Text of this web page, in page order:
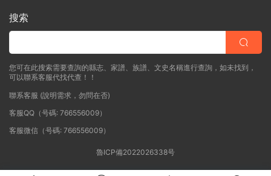
搜索
您可在此搜索需要查詢的縣志、家譜、族譜、文史名稱進行查詢，如未找到，
可以聯系客服代找代查！！
聯系客服 (說明需求，勿問在否)
客服QQ（号碼: 766556009）
客服微信（号碼: 766556009）
魯ICP備2022026338号